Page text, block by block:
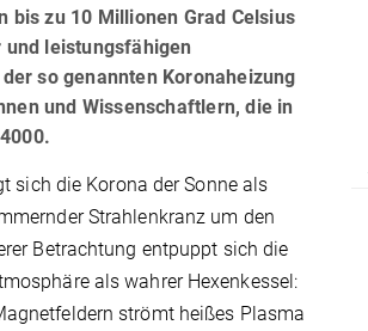
bis zu 10 Millionen Grad Celsius
leistungsfähigen
so genannten Koronaheizung
und Wissenschaftlern, die in
sich die Korona der Sonne als
Strahlenkranz um den
Betrachtung entpuppt sich die
als wahrer Hexenkessel:
strömt heißes Plasma